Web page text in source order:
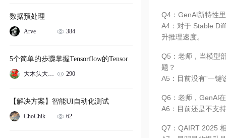
数据预处理
Arve 384
5个简单的步骤掌握Tensorflow的Tensor
大木头大木桶c 290
【解决方案】智能UI自动化测试
ChoChik 62
Q4：GenAl新特性
A4：对于 Stable
升推理速度。
Q5：老师，当模型
题？
A5：目前没有“一键
Q6：老师，GenAl
A6：目前还是不支
Q7：QAIRT 2025